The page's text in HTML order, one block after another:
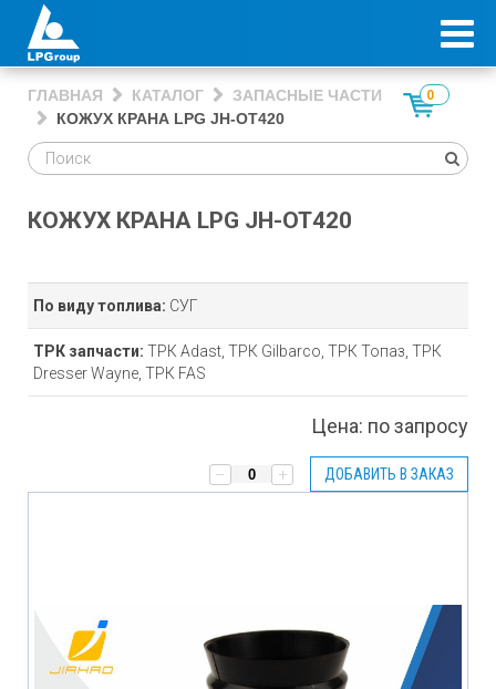
ГЛАВНАЯ КАТАЛОГ
ЗАПАСНЫЕ ЧАСТИ
КОЖУХ КРАНА LPG JH-OT420
0
КОЖУХ КРАНА LPG JH-OT420
По виду топлива: СУГ
ТРК запчасти: ТРК Adast, ТРК Gilbarco, ТРК Топаз, ТРК
Dresser Wayne, ТРК FAS
Цена: по запросу
ДОБАВИТЬ В ЗАКАЗ